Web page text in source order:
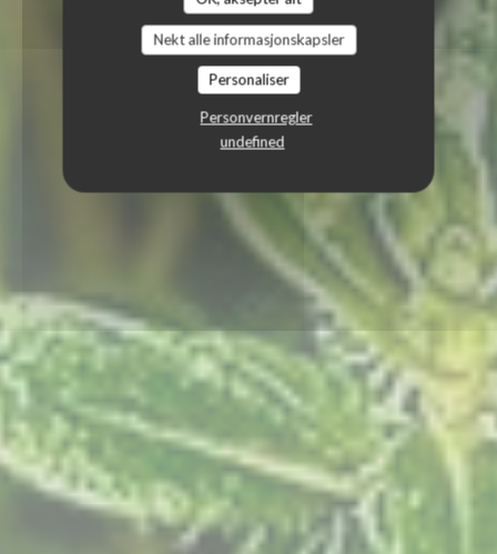
Nekt alle informasjonskapsler
Personaliser
Personvernregler
undefined